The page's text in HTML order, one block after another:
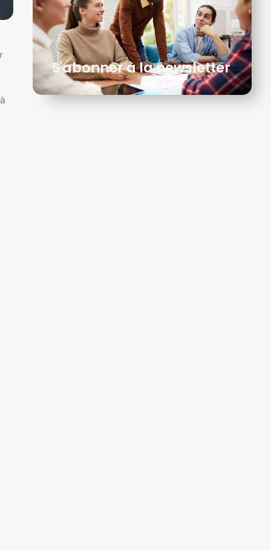
S'abonner à la newsletter